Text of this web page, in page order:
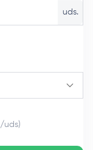
uds.
/uds)